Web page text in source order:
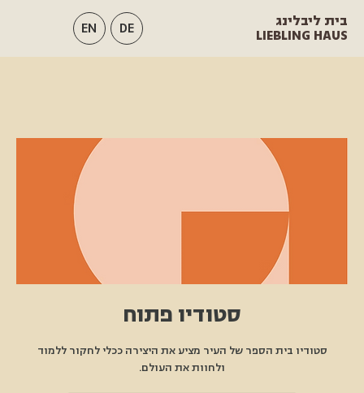
בית ליבלינג
LIEBLING HAUS
EN DE
סטודיו פתוח
סטודיו בית הספר של העיר מציע את היצירה ככלי לחקור ללמוד
ולחוות את העולם.